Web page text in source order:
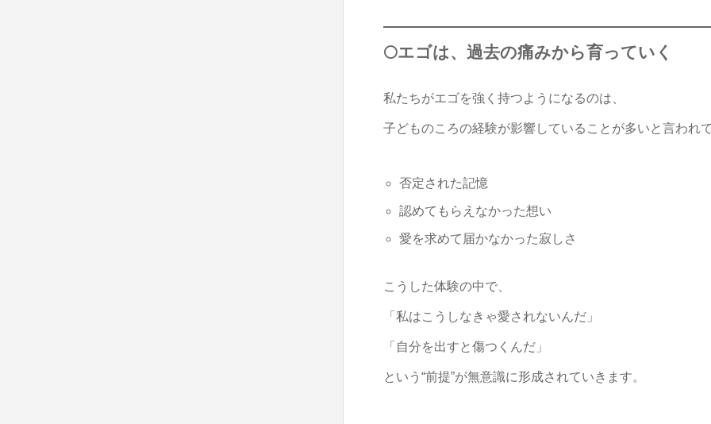
🌕エゴは、過去の痛みから育っていく
私たちがエゴを強く持つようになるのは、
子どものころの経験が影響していることが多いと言われて
否定された記憶
認めてもらえなかった想い
愛を求めて届かなかった寂しさ
こうした体験の中で、
「私はこうしなきゃ愛されないんだ」
「自分を出すと傷つくんだ」
という“前提”が無意識に形成されていきます。